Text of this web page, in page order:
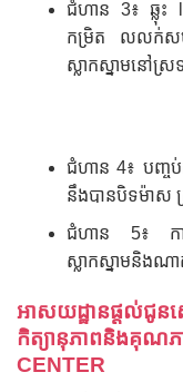
ជំហាន 3៖ ឆ្លុះ
កម្រិត លលក់សមស្
ស្លាកស្នាមនៅស្
ជំហាន 4៖ បញ្ចប់
នឹងបានបិទម៉ាស
ជំហាន 5៖ ការ
ស្លាកស្នាមនិងណ
អាសយដ្ឋានផ្ដល់ជូនស
កិត្យានុភាពនិងគុណ
CENTER